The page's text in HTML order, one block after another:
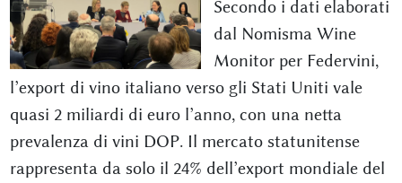
Secondo i dati elaborati
dal Nomisma Wine
Monitor per Federvini,
l’export di vino italiano verso gli Stati Uniti vale
quasi 2 miliardi di euro l’anno, con una netta
prevalenza di vini DOP. Il mercato statunitense
rappresenta da solo il 24% dell’export mondiale del